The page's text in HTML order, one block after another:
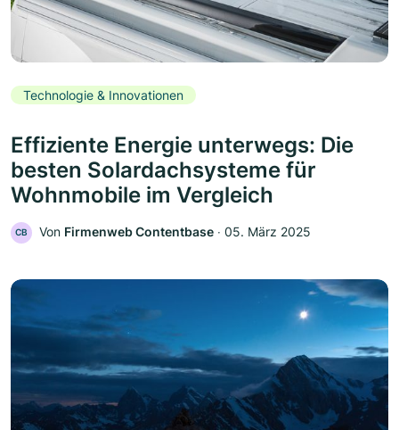
Technologie & Innovationen
Effiziente Energie unterwegs: Die
besten Solardachsysteme für
Wohnmobile im Vergleich
CB Von Firmenweb Contentbase ‧ 05. März 2025